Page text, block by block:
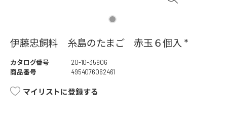
伊藤忠飼料 糸島のたまご 赤玉６個入 *
カタログ番号
20-10-35906
商品番号
4954076062461
マイリストに登録する